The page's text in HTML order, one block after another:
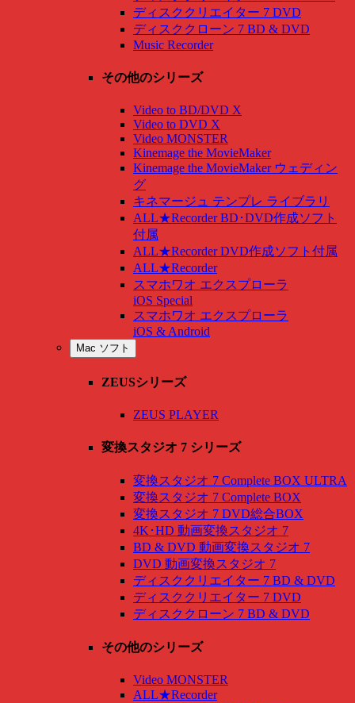
ディスククリエイター 7 DVD
ディスククローン 7 BD & DVD
Music Recorder
その他のシリーズ
Video to BD/DVD X
Video to DVD X
Video MONSTER
Kinemage the MovieMaker
Kinemage the MovieMaker ウェディン
グ
キネマージュ テンプレ ライブラリ
ALL★Recorder BD･DVD作成ソフト
付属
ALL★Recorder DVD作成ソフト付属
ALL★Recorder
スマホワオ エクスプローラ
iOS Special
スマホワオ エクスプローラ
iOS & Android
Mac ソフト
ZEUSシリーズ
ZEUS PLAYER
変換スタジオ 7 シリーズ
変換スタジオ 7 Complete BOX ULTRA
変換スタジオ 7 Complete BOX
変換スタジオ 7 DVD総合BOX
4K･HD 動画変換スタジオ 7
BD & DVD 動画変換スタジオ 7
DVD 動画変換スタジオ 7
ディスククリエイター 7 BD & DVD
ディスククリエイター 7 DVD
ディスククローン 7 BD & DVD
その他のシリーズ
Video MONSTER
ALL★Recorder